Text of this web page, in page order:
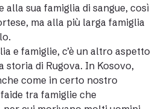
sua famiglia di sangue, così
ma alla più larga famiglia
e famiglie, c’è un altro aspetto
storia di Rugova. In Kosovo,
come in certo nostro
tra famiglie che